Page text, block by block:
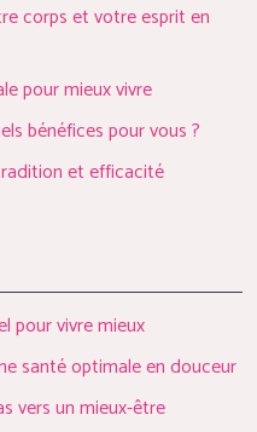
corps et votre esprit en
pour mieux vivre
bénéfices pour vous ?
et efficacité
pour vivre mieux
santé optimale en douceur
vers un mieux-être